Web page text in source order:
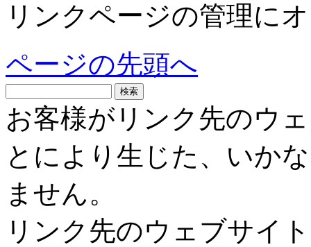
リンクページの管理に
ページの先頭へ
お客様がリンク先のウ
とにより生じた、いか
ません。
リンク先のウェブサイ